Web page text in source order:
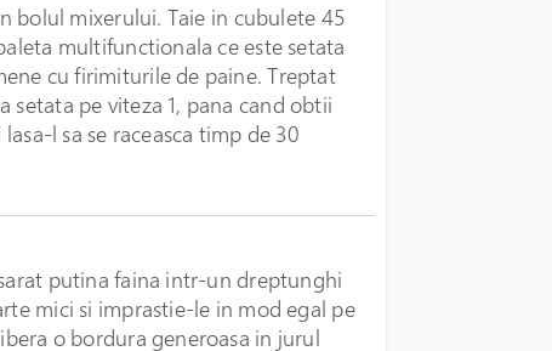
bolul mixerului. Taie in cubulete 45
multifunctionala ce este setata
cu firimiturile de paine. Treptat
setata pe viteza 1, pana cand obtii
l sa se raceasca timp de 30
putina faina intr-un dreptunghi
mici si imprastie-le in mod egal pe
o bordura generoasa in jurul